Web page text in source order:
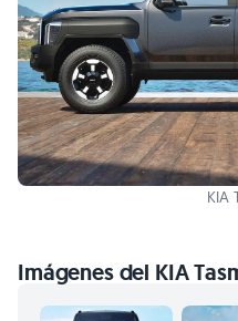
KIA
Imágenes del KIA